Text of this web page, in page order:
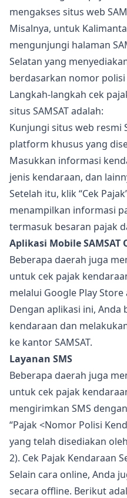
mengakses situs web
Misalnya, untuk
mengunjungi halaman
Selatan yang
berdasarkan nomor
Langkah-langkah cek
situs SAMSAT adalah:
Kunjungi situs web resmi
platform khusus yang
Masukkan informasi
jenis kendaraan, dan
Setelah itu, klik “Cek
menampilkan informasi
termasuk besaran pajak
Aplikasi Mobile SAMSAT
Beberapa daerah juga
untuk cek pajak
melalui Google Play
Dengan aplikasi ini, Anda
kendaraan dan
ke kantor SAMSAT.
Layanan SMS
Beberapa daerah juga
untuk cek pajak
mengirimkan SMS
“Pajak <Nomor Polisi
yang telah disediakan
2). Cek Pajak Kendaraan
Selain cara online, Anda
secara offline. Berikut